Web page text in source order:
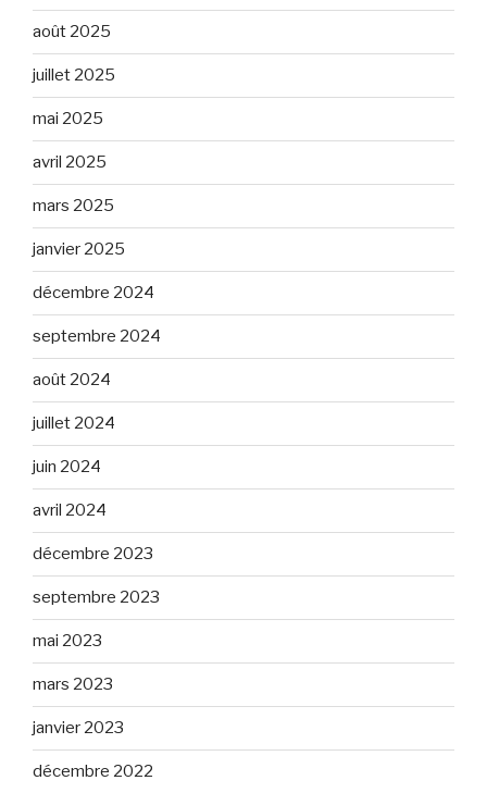
août 2025
juillet 2025
mai 2025
avril 2025
mars 2025
janvier 2025
décembre 2024
septembre 2024
août 2024
juillet 2024
juin 2024
avril 2024
décembre 2023
septembre 2023
mai 2023
mars 2023
janvier 2023
décembre 2022